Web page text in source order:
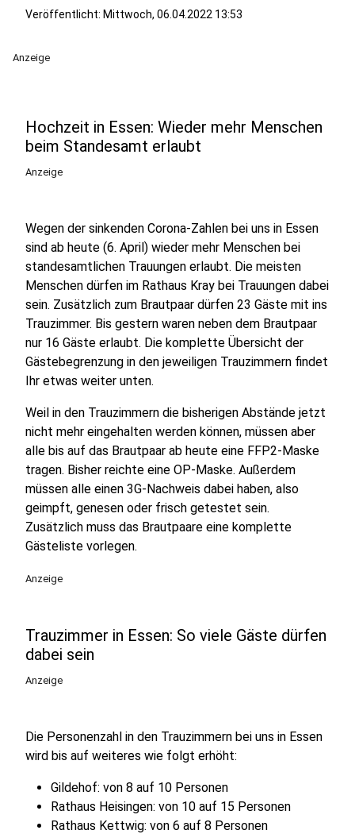
Veröffentlicht: Mittwoch, 06.04.2022 13:53
Anzeige
Hochzeit in Essen: Wieder mehr Menschen
beim Standesamt erlaubt
Anzeige
Wegen der sinkenden Corona-Zahlen bei uns in Essen
sind ab heute (6. April) wieder mehr Menschen bei
standesamtlichen Trauungen erlaubt. Die meisten
Menschen dürfen im Rathaus Kray bei Trauungen dabei
sein. Zusätzlich zum Brautpaar dürfen 23 Gäste mit ins
Trauzimmer. Bis gestern waren neben dem Brautpaar
nur 16 Gäste erlaubt. Die komplette Übersicht der
Gästebegrenzung in den jeweiligen Trauzimmern findet
Ihr etwas weiter unten.
Weil in den Trauzimmern die bisherigen Abstände jetzt
nicht mehr eingehalten werden können, müssen aber
alle bis auf das Brautpaar ab heute eine FFP2-Maske
tragen. Bisher reichte eine OP-Maske. Außerdem
müssen alle einen 3G-Nachweis dabei haben, also
geimpft, genesen oder frisch getestet sein.
Zusätzlich muss das Brautpaare eine komplette
Gästeliste vorlegen.
Anzeige
Trauzimmer in Essen: So viele Gäste dürfen
dabei sein
Anzeige
Die Personenzahl in den Trauzimmern bei uns in Essen
wird bis auf weiteres wie folgt erhöht:
Gildehof: von 8 auf 10 Personen
Rathaus Heisingen: von 10 auf 15 Personen
Rathaus Kettwig: von 6 auf 8 Personen